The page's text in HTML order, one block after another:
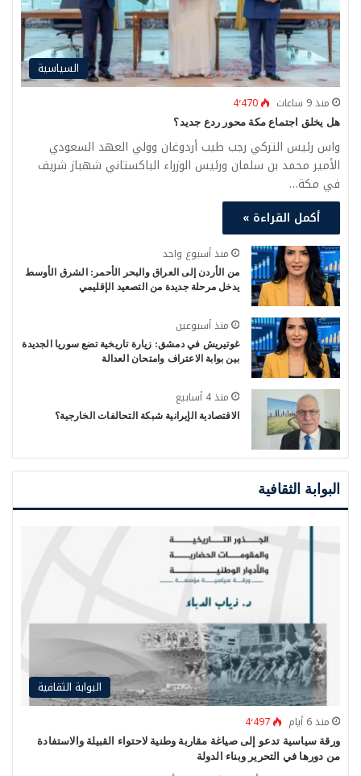
السياسية
منذ 9 ساعات 4٬470
هل يخلق اجتماع مكة محور ردع جديد؟
واس رئيس التركي رجب طيب أردوغان وولي العهد السعودي
الأمير محمد بن سلمان ورئيس الوزراء الباكستاني شهباز شريف
في مكة…
أكمل القراءة »
منذ أسبوع واحد
من الأردن إلى العراق والبحر الأحمر: الشرق الأوسط
يدخل مرحلة جديدة من التصعيد الإقليمي
منذ أسبوعين
غوتيريش في دمشق: زيارة تاريخية تضع سوريا الجديدة
بين بوابة الاعتراف وامتحان العدالة
منذ 4 أسابيع
الاقتصادية الإيرانية شبكة التحالفات الخارجية؟
البوابة الثقافية
البوابة الثقافية
منذ 6 أيام 4٬497
ورقة سياسية تدعو إلى صياغة مقاربة وطنية لاحتواء القبيلة والاستفادة
من دورها في التحرير وبناء الدولة